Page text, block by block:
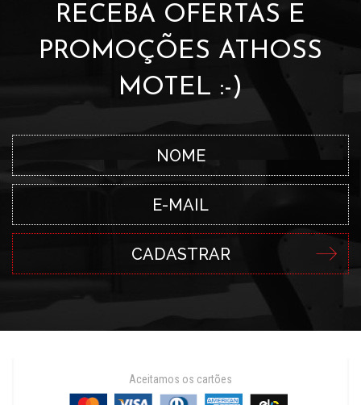
RECEBA OFERTAS E
PROMOÇÕES ATHOSS
MOTEL :-)
Aceitamos os cartões